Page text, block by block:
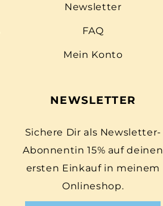
Newsletter
FAQ
Mein Konto
NEWSLETTER
Sichere Dir als Newsletter-
Abonnentin 15% auf deinen
ersten Einkauf in meinem
Onlineshop.